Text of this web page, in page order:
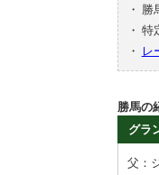
・
勝
・ 特
・
レ
勝馬の
グラ
父：